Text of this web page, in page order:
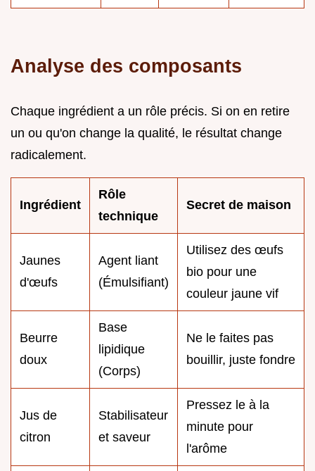
Analyse des composants
Chaque ingrédient a un rôle précis. Si on en retire
un ou qu'on change la qualité, le résultat change
radicalement.
Ingrédient
Rôle
technique
Secret de maison
Jaunes
d'œufs
Agent liant
(Émulsifiant)
Utilisez des œufs
bio pour une
couleur jaune vif
Beurre
doux
Base
lipidique
(Corps)
Ne le faites pas
bouillir, juste fondre
Jus de
citron
Stabilisateur
et saveur
Pressez le à la
minute pour
l'arôme